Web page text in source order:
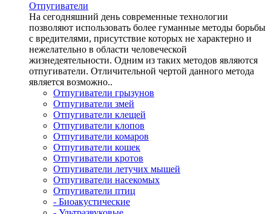
Отпугиватели
На сегодняшний день современные технологии
позволяют использовать более гуманные методы борьбы
с вредителями, присутствие которых не характерно и
нежелательно в области человеческой
жизнедеятельности. Одним из таких методов являются
отпугиватели. Отличительной чертой данного метода
является возможно..
Отпугиватели грызунов
Отпугиватели змей
Отпугиватели клещей
Отпугиватели клопов
Отпугиватели комаров
Отпугиватели кошек
Отпугиватели кротов
Отпугиватели летучих мышей
Отпугиватели насекомых
Отпугиватели птиц
- Биоакустические